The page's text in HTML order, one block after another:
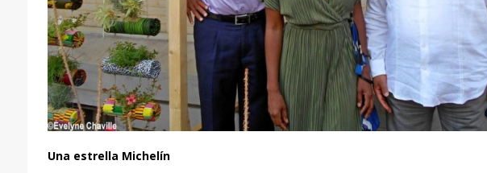
Una estrella Michelín